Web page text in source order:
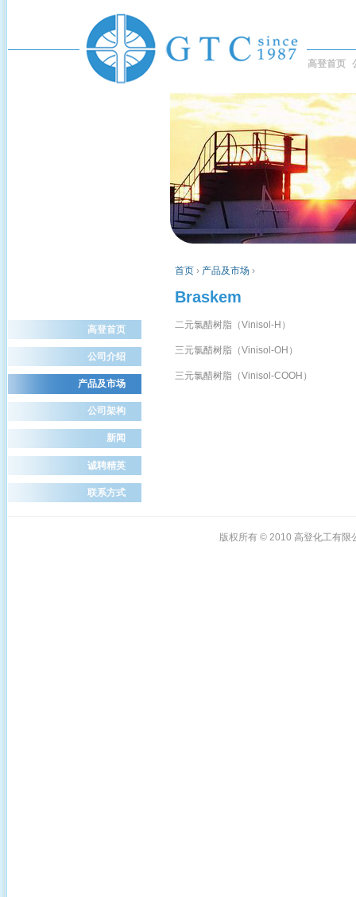
高登首页
首页 › 产品及市场 ›
Braskem
二元氯醋树脂（Vinisol-H）
三元氯醋树脂（Vinisol-OH）
三元氯醋树脂（Vinisol-COOH）
高登首页
公司介绍
产品及市场
公司架构
新闻
诚聘精英
联系方式
版权所有 © 2010 高登化工有限